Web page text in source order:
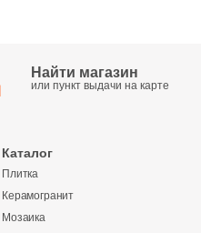
Найти магазин
или пункт выдачи на карте
Каталог
Плитка
Керамогранит
Мозаика